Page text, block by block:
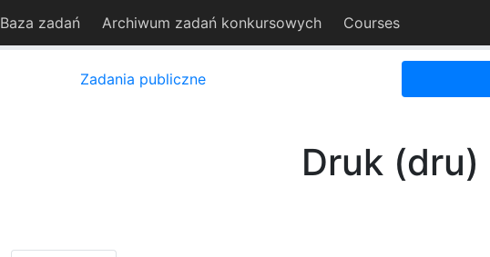
Baza zadań Archiwum zadań konkursowych Courses
Zadania publiczne
Druk (dru)